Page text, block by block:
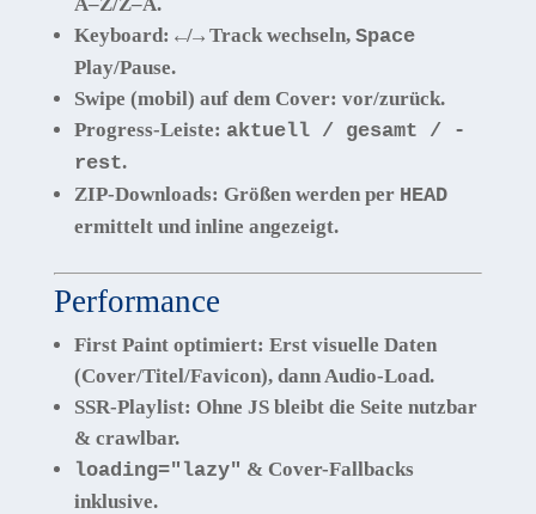
Keyboard: ←/→Track wechseln, Space
Play/Pause.
Swipe (mobil) auf dem Cover: vor/zurück.
Progress-Leiste: aktuell / gesamt / -
rest.
ZIP-Downloads: Größen werden per HEAD
ermittelt und inline angezeigt.
Performance
First Paint optimiert: Erst visuelle Daten
(Cover/Titel/Favicon), dannAudio-Load.
SSR-Playlist: Ohne JS bleibt die Seite nutzbar
& crawlbar.
loading="lazy" & Cover-Fallbacks
inklusive.